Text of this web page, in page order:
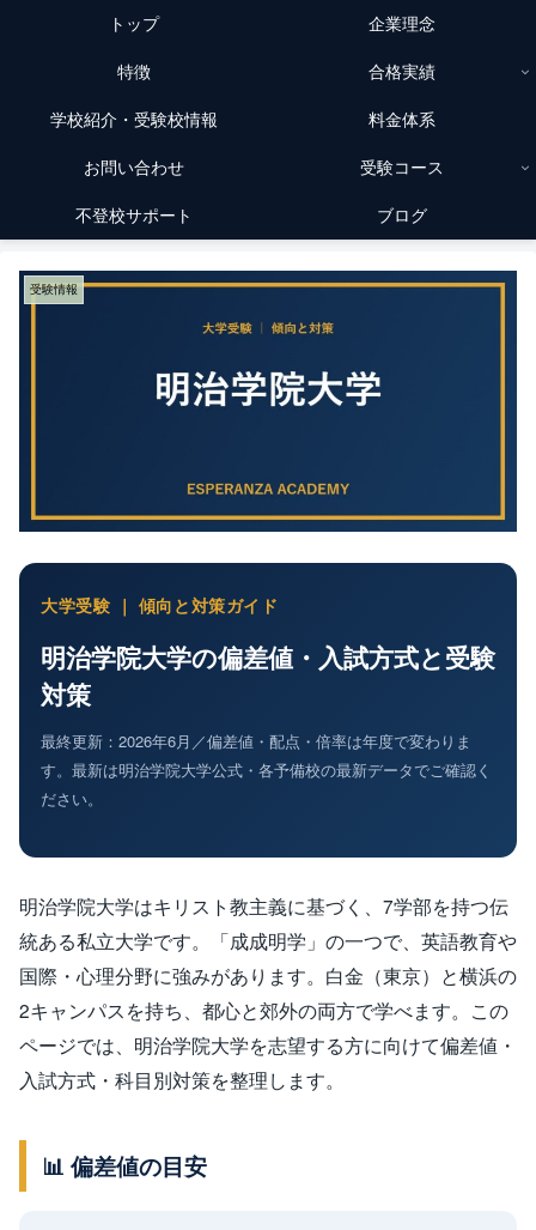
トップ 企業理念
特徴 合格実績
学校紹介・受験校情報 料金体系
お問い合わせ 受験コース
不登校サポート ブログ
受験情報
大学受験 ｜ 傾向と対策ガイド
明治学院大学の偏差値・入試方式と受験
対策
最終更新：2026年6月／偏差値・配点・倍率は年度で変わりま
す。最新は明治学院大学公式・各予備校の最新データでご確認く
ださい。
明治学院大学はキリスト教主義に基づく、7学部を持つ伝
統ある私立大学です。「成成明学」の一つで、英語教育や
国際・心理分野に強みがあります。白金（東京）と横浜の
2キャンパスを持ち、都心と郊外の両方で学べます。この
ページでは、明治学院大学を志望する方に向けて偏差値・
入試方式・科目別対策を整理します。
📊 偏差値の目安